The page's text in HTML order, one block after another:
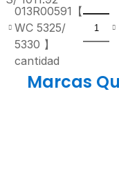
013R00591【
WC 5325/
5330 】
cantidad
Marcas